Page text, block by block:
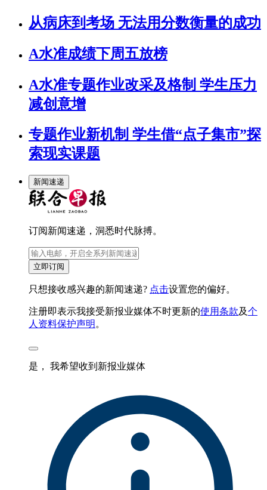
从病床到考场 无法用分数衡量的成功
A水准成绩下周五放榜
A水准专题作业改采及格制 学生压力
减创意增
专题作业新机制 学生借“点子集市”探
索现实课题
新闻速递
订阅新闻速递，洞悉时代脉搏。
立即订阅
只想接收感兴趣的新闻速递? 点击设置您的偏好。
注册即表示我接受新报业媒体不时更新的使用条款及个
人资料保护声明 。
是， 我希望收到新报业媒体